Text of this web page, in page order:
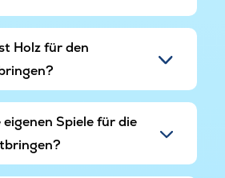
Holz für den
eigenen Spiele für die